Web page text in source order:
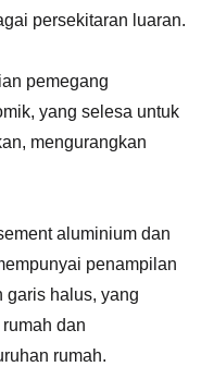
persekitaran luaran.
pemegang
yang selesa untuk
mengurangkan
aluminium dan
penampilan
garis halus, yang
dan
rumah.